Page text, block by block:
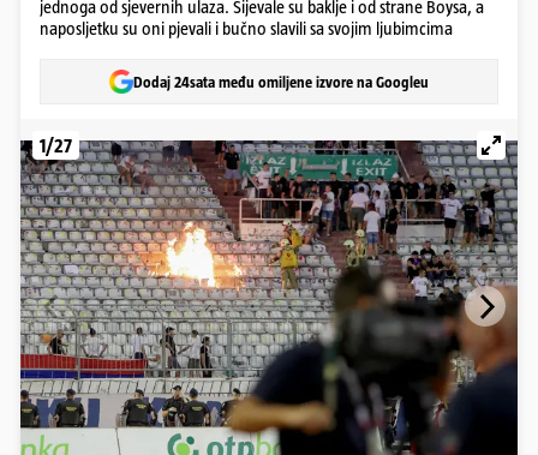
jednoga od sjevernih ulaza. Sijevale su baklje i od strane Boysa, a
naposljetku su oni pjevali i bučno slavili sa svojim ljubimcima
Dodaj 24sata među omiljene izvore na Googleu
1/27